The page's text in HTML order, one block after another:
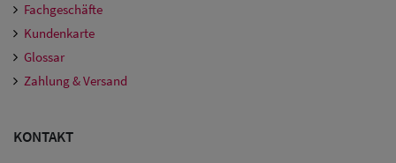
Fachgeschäfte
Kundenkarte
Glossar
Zahlung & Versand
KONTAKT